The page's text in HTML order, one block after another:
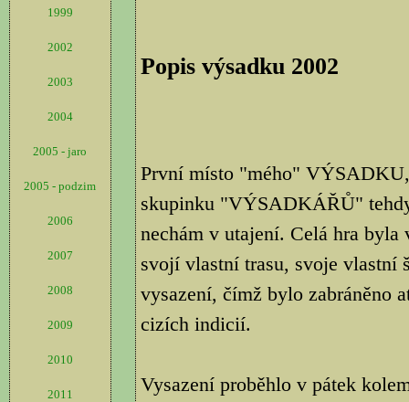
1999
2002
2003
2004
2005 - jaro
2005 - podzim
2006
2007
2008
2009
2010
2011
Popis výsadku 2002
První místo "mého"
skupinku "VÝSADKÁŘŮ"
nechám v utajení. Celá hra byla
svojí vlastní trasu, svoje vlastní
vysazení, čímž bylo zabráněno
cizích indicií.
Vysazení proběhlo v pátek